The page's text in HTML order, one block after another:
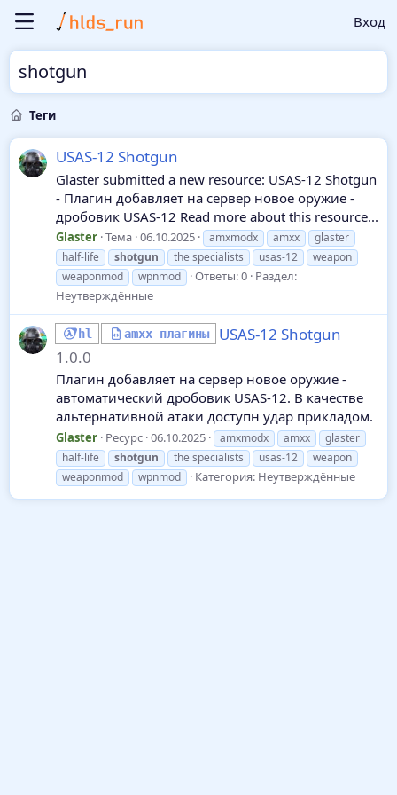
Вход
shotgun
Теги
USAS-12 Shotgun
Glaster submitted a new resource: USAS-12 Shotgun
- Плагин добавляет на сервер новое оружие -
дробовик USAS-12 Read more about this resource...
Glaster Тема 06.10.2025 amxmodx amxx
glaster
half-life
shotgun the specialists usas-12
weapon
weaponmod
wpnmod Ответы: 0 Раздел:
Неутверждённые
hl amxx плагины
USAS-12 Shotgun
1.0.0
Плагин добавляет на сервер новое оружие -
автоматический дробовик USAS-12. В качестве
альтернативной атаки доступн удар прикладом.
Glaster Ресурс 06.10.2025 amxmodx amxx
glaster
half-life
shotgun the specialists usas-12
weapon
weaponmod
wpnmod Категория: Неутверждённые